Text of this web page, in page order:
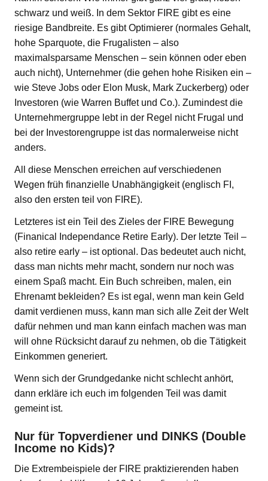
schwarz und weiß. In dem Sektor FIRE gibt es eine
riesige Bandbreite. Es gibt Optimierer (normales Gehalt,
hohe Sparquote, die Frugalisten – also
maximalsparsame Menschen – sein können oder eben
auch nicht), Unternehmer (die gehen hohe Risiken ein –
wie Steve Jobs oder Elon Musk, Mark Zuckerberg) oder
Investoren (wie Warren Buffet und Co.). Zumindest die
Unternehmergruppe lebt in der Regel nicht Frugal und
bei der Investorengruppe ist das normalerweise nicht
anders.
All diese Menschen erreichen auf verschiedenen
Wegen früh finanzielle Unabhängigkeit (englisch FI,
also den ersten teil von FIRE).
Letzteres ist ein Teil des Zieles der FIRE Bewegung
(Finanical Independance Retire Early). Der letzte Teil –
also retire early – ist optional. Das bedeutet auch nicht,
dass man nichts mehr macht, sondern nur noch was
einem Spaß macht. Ein Buch schreiben, malen, ein
Ehrenamt bekleiden? Es ist egal, wenn man kein Geld
damit verdienen muss, kann man sich alle Zeit der Welt
dafür nehmen und man kann einfach machen was man
will ohne Rücksicht darauf zu nehmen, ob die Tätigkeit
Einkommen generiert.
Wenn sich der Grundgedanke nicht schlecht anhört,
dann erkläre ich euch im folgenden Teil was damit
gemeint ist.
Nur für Topverdiener und DINKS (Double
Income no Kids)?
Die Extrembeispiele der FIRE praktizierenden haben